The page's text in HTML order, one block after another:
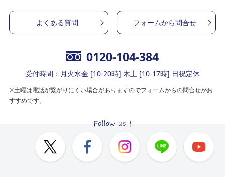
よくある質問 フォームから問合せ
0120-104-384
受付時間：月火水金 [10-20時] 木土 [10-17時] 日祝定休
※土曜は電話が繋がりにくい場合がありますのでフォームからの問合せがお
すすめです。